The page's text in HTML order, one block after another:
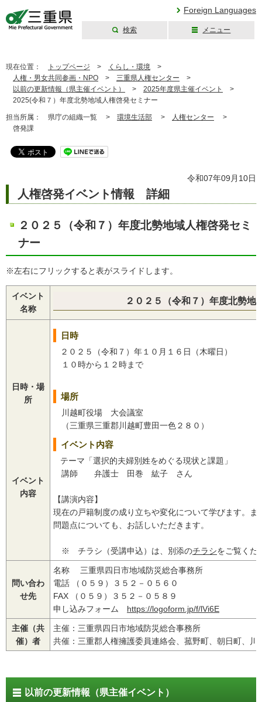
Foreign Languages
検索 メニュー
現在位置： トップページ > くらし・環境 >
人権・男女共同参画・NPO > 三重県人権センター >
以前の更新情報（県主催イベント）
> 2025年度県主催イベント
>
2025(令和７）年度北勢地域人権啓発セミナー
担当所属： 県庁の組織一覧 > 環境生活部 > 人権センター >
啓発課
令和07年09月10日
人権啓発イベント情報 詳細
２０２５（令和７）年度北勢地域人権啓発セミ
ナー
※左右にフリックすると表がスライドします。
イベント
名称
２０２５（令和７）年度北勢地
日時・場
所
イベント
内容
日時
２０２５（令和７）年１０月１６日（木曜日）
１０時から１２時まで
場所
川越町役場 大会議室
（三重県三重郡川越町豊田一色２８０）
イベント内容
テーマ「選択的夫婦別姓をめぐる現状と課題」
講師 弁護士 田巻 紘子 さん
【講演内容】
現在の戸籍制度の成り立ちや変化について学びます。
問題点についても、お話しいただきます。
※ チラシ（受講申込）は、別添のチラシをご覧くだ
問い合わ
せ先
名称 三重県四日市地域防災総合事務所
電話 （０５９）３５２－０５６０
FAX （０５９）３５２－０５８９
申し込みフォーム https://logoform.jp/f/lVi6E
主催（共
催）者
主催：三重県四日市地域防災総合事務所
共催：三重郡人権擁護委員連絡会、菰野町、朝日町、川
以前の更新情報（県主催イベント）